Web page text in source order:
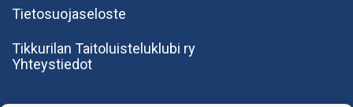
Tietosuojaseloste
Tikkurilan Taitoluisteluklubi ry
Yhteystiedot